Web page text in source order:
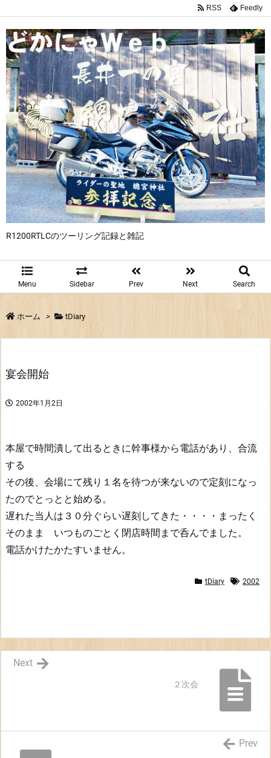
R1200RTLCのツーリング記録と雑記
Menu Sidebar Prev Next Search
RSS Feedly
ホーム > tDiary
宴会開始
2002年1月2日
本屋で時間潰して出るときに幹事様から電話があり、合流
する
その後、会場にて残り１名を待つが来ないので定刻になっ
たのでとっとと始める。
遅れた当人は３０分ぐらい遅刻してきた・・・・まったく
そのまま いつものごとく閉店時間まで呑んでました。
電話かけたかたすいません。
tDiary 2002
２次会
Next
Prev